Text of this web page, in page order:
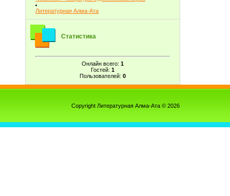
Литературная Алма-Ата
Статистика
Онлайн всего: 1
Гостей: 1
Пользователей: 0
Copyright Литературная Алма-Ата © 2026